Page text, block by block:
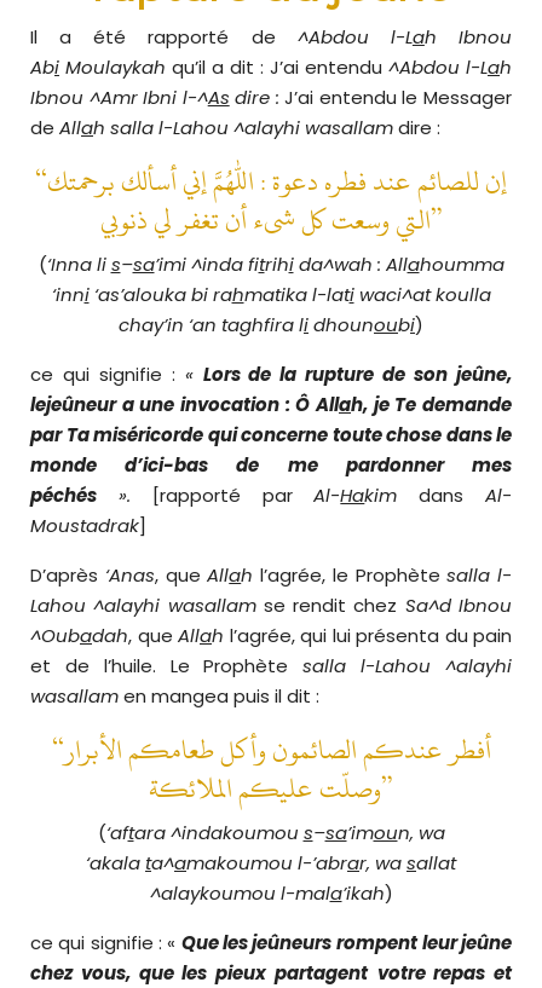
Il a été rapporté de ^Abdou l-Lah Ibnou
Abi Moulaykah qu’il a dit : J’ai entendu ^Abdou l-Lah
Ibnou ^Amr Ibni l-^As dire :J’ai entendu le Messager
de Allah salla l-Lahou ^alayhi wasallamdire :
“إن للصائم عند فطره دعوة : اللهم إني أسألك برحمتك
التي وسعت كل شىء أن تغفر لي ذنوبي”
(‘Inna lis–sa’imi ^inda fitrihida^wah : Allahoumma
‘inni‘as’alouka bi rahmatika l-latiwaci^at koulla
chay’in ‘an taghfira lidhounoubi)
ce qui signifie : « Lors de la rupture de son jeûne,
lejeûneur a une invocation : Ô Allah, je Te demande
par Ta miséricorde qui concerne toute chose dans le
monde d’ici-bas de me pardonner mes
péchés ». [rapporté parAl-HakimdansAl-
Moustadrak]
D’après ‘Anas, queAllah l’agrée, le Prophètesalla l-
Lahou ^alayhi wasallamse rendit chez Sa^d Ibnou
^Oubadah, que Allah l’agrée, qui lui présenta du pain
et de l’huile. Le Prophètesalla l-Lahou ^alayhi
wasallamen mangea puis il dit :
“أفطر عندكم الصائمون وأكل طعامكم الأبرار
وصلّت عليكم الملائكة”
(‘aftara ^indakoumou s–sa’imoun, wa
‘akala ta^amakoumou l-’abrar, wasallat
^alaykoumou l-mala’ikah)
ce qui signifie : « Que les jeûneurs rompent leur jeûne
chez vous, que les pieux partagent votre repas et